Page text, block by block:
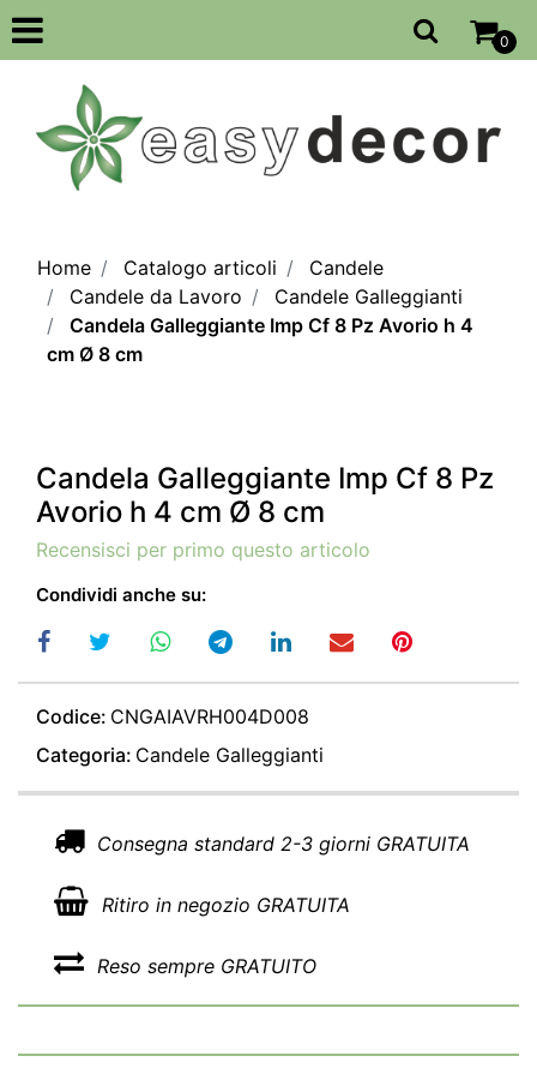
Open
0
Home Catalogo articoli
Candele
Candele da Lavoro
Candele Galleggianti
Candela Galleggiante Imp Cf 8 Pz Avorio h 4
cm Ø 8 cm
Candela Galleggiante Imp Cf 8 Pz
Avorio h 4 cm Ø 8 cm
Recensisci per primo questo articolo
Condividi anche su:
Codice: CNGAIAVRH004D008
Categoria: Candele Galleggianti
Consegna standard 2-3 giorni GRATUITA
Ritiro in negozio GRATUITA
Reso sempre GRATUITO